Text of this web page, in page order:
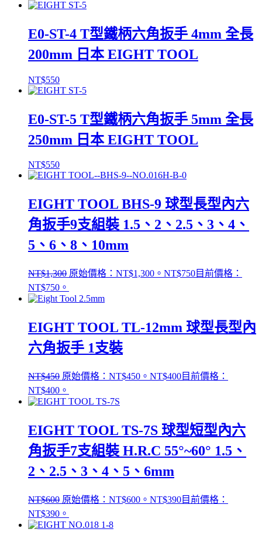
E0-ST-4 T型鐵柄六角扳手 4mm 全長
200mm 日本 EIGHT TOOL
NT$550
E0-ST-5 T型鐵柄六角扳手 5mm 全長
250mm 日本 EIGHT TOOL
NT$550
EIGHT TOOL BHS-9 球型長型內六
角扳手9支組裝 1.5、2、2.5、3、4、
5、6、8、10mm
NT$1,300 原始價格：NT$1,300。 NT$750目前價格：
NT$750。
EIGHT TOOL TL-12mm 球型長型內
六角扳手 1支裝
NT$450 原始價格：NT$450。 NT$400目前價格：
NT$400。
EIGHT TOOL TS-7S 球型短型內六
角扳手7支組裝 H.R.C 55°~60° 1.5、
2、2.5、3、4、5、6mm
NT$600 原始價格：NT$600。 NT$390目前價格：
NT$390。